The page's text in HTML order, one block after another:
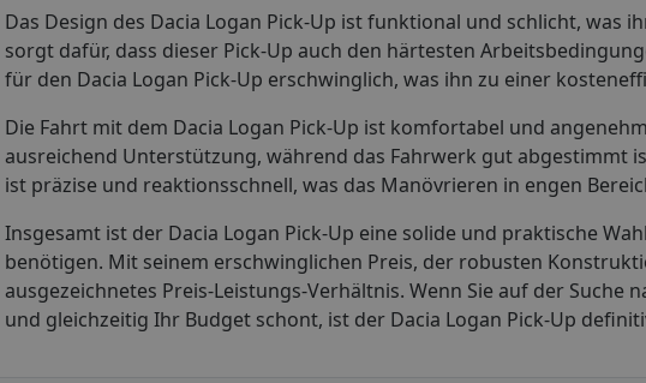
Das Design des Dacia Logan Pick-Up ist funktional und schlicht,
sorgt dafür, dass dieser Pick-Up auch den härtesten
für den Dacia Logan Pick-Up erschwinglich, was ihn zu einer
Die Fahrt mit dem Dacia Logan Pick-Up ist komfortabel und
ausreichend Unterstützung, während das Fahrwerk gut abgestimmt
ist präzise und reaktionsschnell, was das Manövrieren in engen
Insgesamt ist der Dacia Logan Pick-Up eine solide und praktische
benötigen. Mit seinem erschwinglichen Preis, der robusten
ausgezeichnetes Preis-Leistungs-Verhältnis. Wenn Sie auf der
und gleichzeitig Ihr Budget schont, ist der Dacia Logan Pick-Up